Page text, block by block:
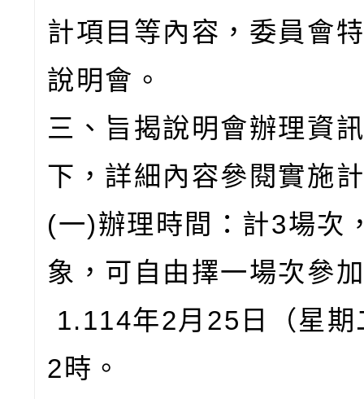
計項目等內容，委員會
說明會。
三、旨揭說明會辦理資
下，詳細內容參閱實施
(一)辦理時間：計3場次
象，可自由擇一場次參
1.114年2月25日（星期
2時。